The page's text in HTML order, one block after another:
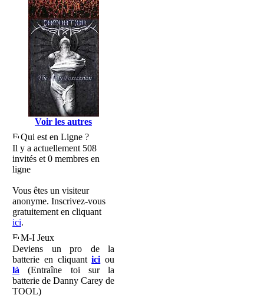
Voir les autres
Qui est en Ligne ?
Il y a actuellement 508
invités et 0 membres en
ligne
Vous êtes un visiteur
anonyme. Inscrivez-vous
gratuitement en cliquant
ici.
M-I Jeux
Deviens un pro de la
batterie en cliquantici ou
là (Entraîne toi sur la
batterie de Danny Carey de
TOOL)